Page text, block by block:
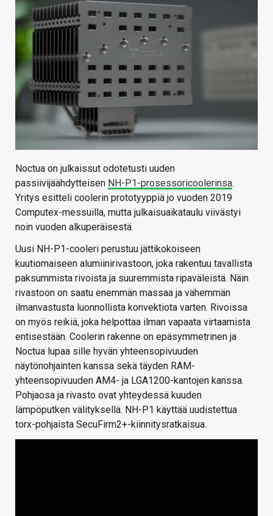
HAKU
Noctua on julkaissut odotetusti uuden
passiivijäähdytteisen NH-P1-prosessoricoolerinsa.
Yritys esitteli coolerin prototyyppiä jo vuoden 2019
Computex-messuilla, mutta julkaisuaikataulu viivästyi
noin vuoden alkuperäisestä.
Uusi NH-P1-cooleri perustuu jättikokoiseen
kuutiomaiseen alumiinirivastoon, joka rakentuu tavallista
paksummista rivoista ja suuremmista ripaväleistä. Näin
rivastoon on saatu enemmän massaa ja vähemmän
ilmanvastusta luonnollista konvektiota varten. Rivoissa
on myös reikiä, joka helpottaa ilman vapaata virtaamista
entisestään. Coolerin rakenne on epäsymmetrinen ja
Noctua lupaa sille hyvän yhteensopivuuden
näytönohjainten kanssa sekä täyden RAM-
yhteensopivuuden AM4- ja LGA1200-kantojen kanssa.
Pohjaosa ja rivasto ovat yhteydessä kuuden
lämpöputken välityksellä. NH-P1 käyttää uudistettua
torx-pohjaista SecuFirm2+-kiinnitysratkaisua.